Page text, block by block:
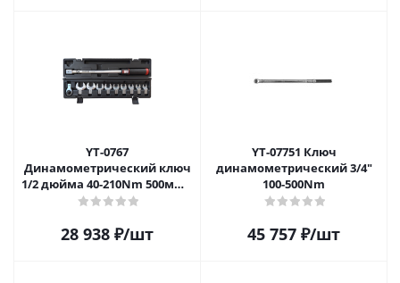
YT-0767
Динамометрический ключ
1/2 дюйма 40-210Nm 500мм с
принадлежностями 12 шт.
28 938 ₽/шт
YT-07751 Ключ
динамометрический 3/4"
100-500Nm
45 757 ₽/шт